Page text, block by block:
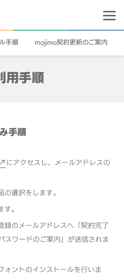
手順 mojimo契約更新のご案内
用手順
手順
にアクセスし、メールアドレスの
選択をします。
。
録のメールアドレスへ「契約完了
スワードのご案内」が送信されま
ォントのインストールを行いま